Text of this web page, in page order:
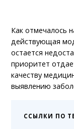
Как отмечалось
действующая
остается
приоритет
качеству
выявлению
ССЫЛКИ ПО